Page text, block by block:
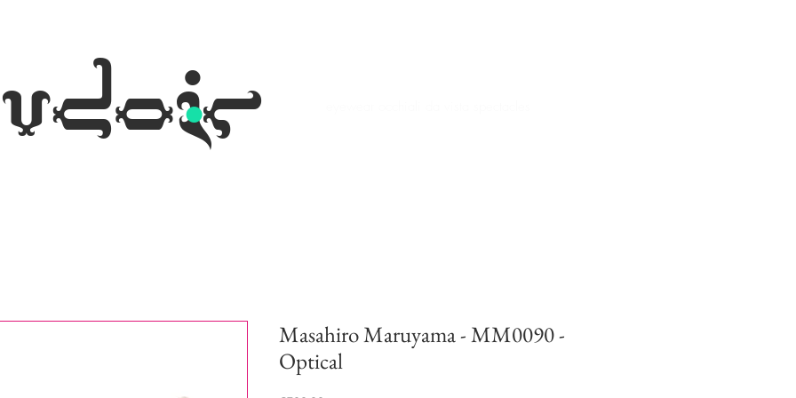
.
Masahiro Maruyama - MM0090 -
Optical